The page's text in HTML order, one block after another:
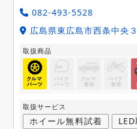
082-493-5528
広島県東広島市西条中央
取扱商品
取扱サービス
ホイール無料試着